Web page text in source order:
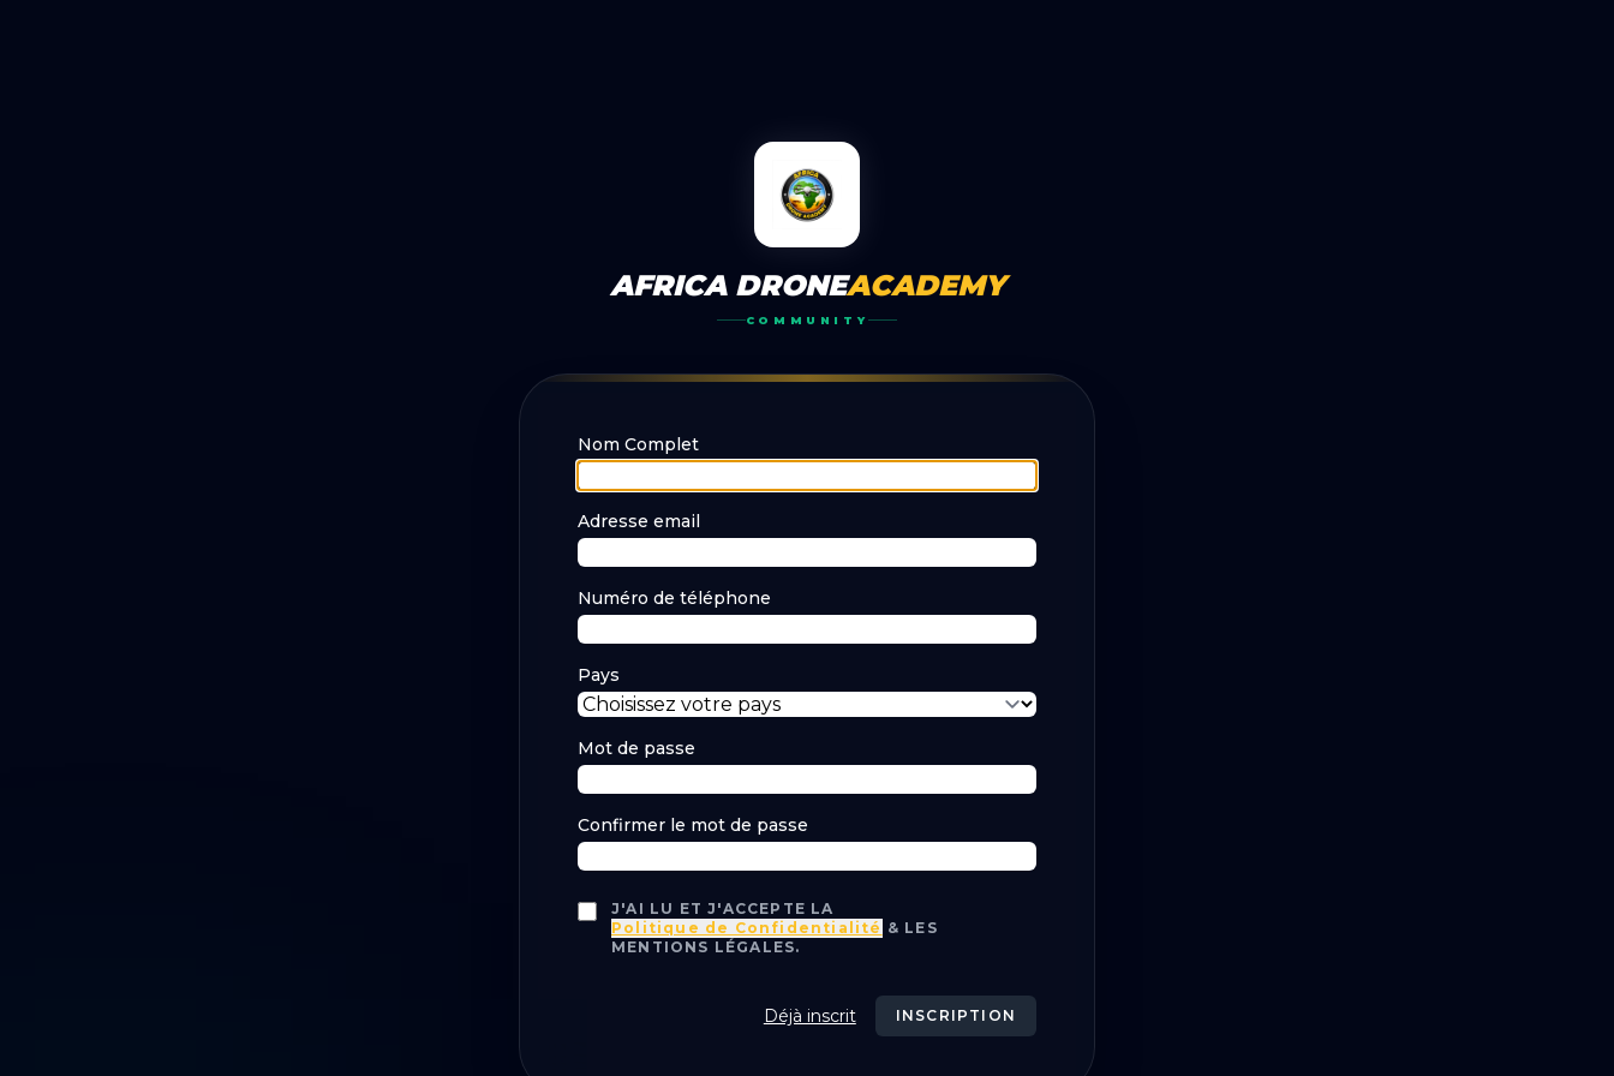
AFRICA DRONEACADEMY
COMMUNITY
Nom Complet
Adresse email
Numéro de téléphone
Pays
Mot de passe
Confirmer le mot de passe
J'AI LU ET J'ACCEPTE LA
Politique de Confidentialité & LES
MENTIONS LÉGALES.
Déjà inscrit INSCRIPTION